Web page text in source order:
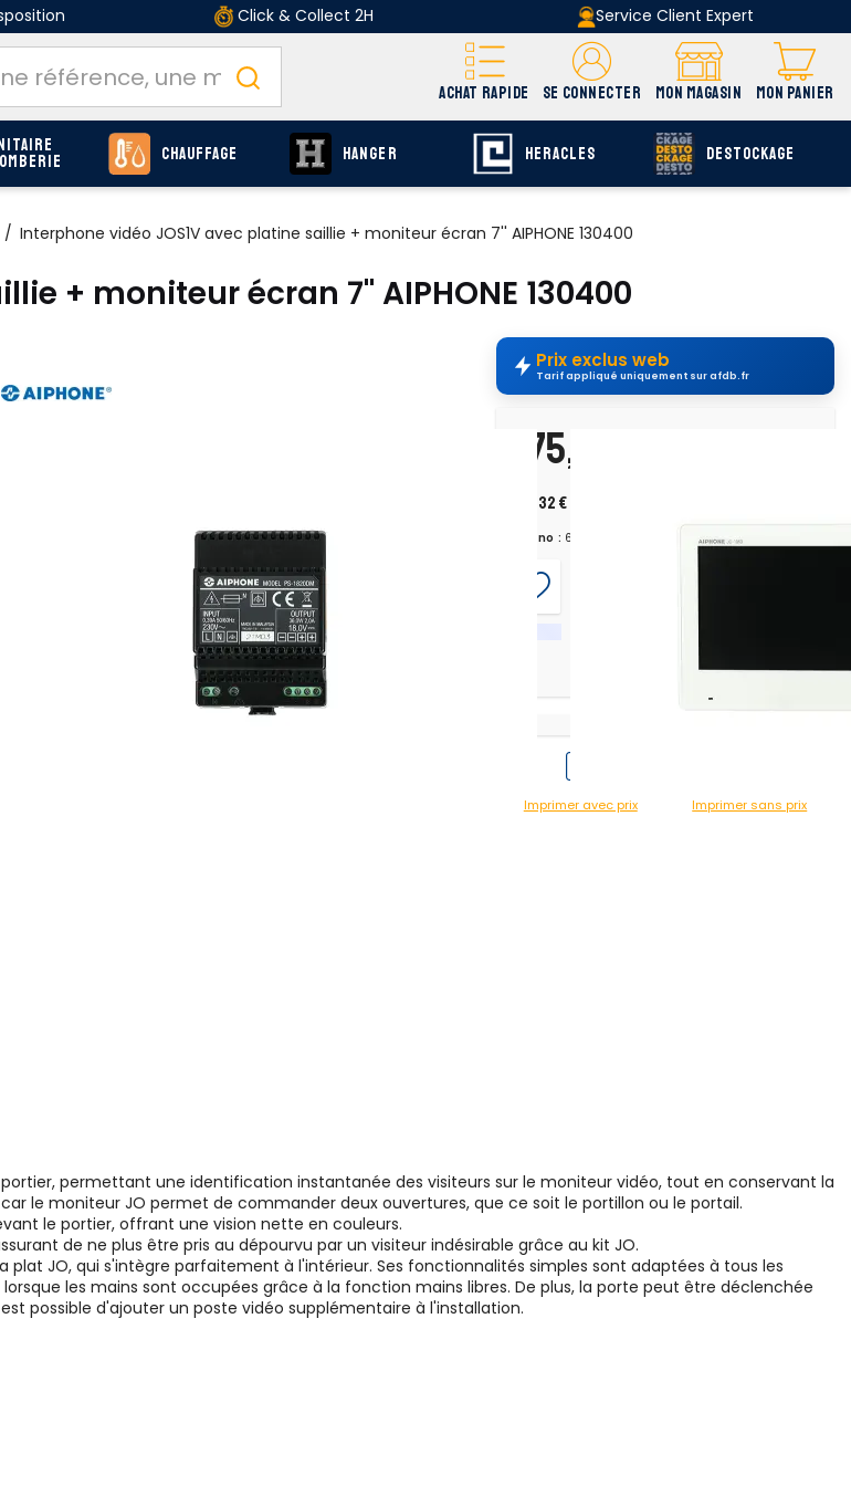
Click & Collect 2H Service Client Expert
ACHAT RAPIDE SE CONNECTER MON MAGASIN MON PANIER
Chauffage HANGER HERACLES DESTOCKAGE
/ Interphone vidéo JOS1V avec platine saillie + moniteur écran 7'' AIPHONE 130400
+ moniteur écran 7'' AIPHONE 130400
Excellent moyen pour filtrer ses visiteurs
Ajustement du son, volume et luminosité déjà préréglés
Surveillance en temps réel
Prix exclus web
Tarif appliqué uniquement sur afdb.fr
775,27 €
930,32 €
Chrono : 647162
Imprimer avec prix Imprimer sans prix
permettant une identification instantanée des visiteurs sur le moniteur vidéo, tout en conservant la
le moniteur JO permet de commander deux ouvertures, que ce soit le portillon ou le portail.
le portier, offrant une vision nette en couleurs.
de ne plus être pris au dépourvu par un visiteur indésirable grâce au kit JO.
JO, qui s'intègre parfaitement à l'intérieur. Ses fonctionnalités simples sont adaptées à tous les
les mains sont occupées grâce à la fonction mains libres. De plus, la porte peut être déclenchée
possible d'ajouter un poste vidéo supplémentaire à l'installation.